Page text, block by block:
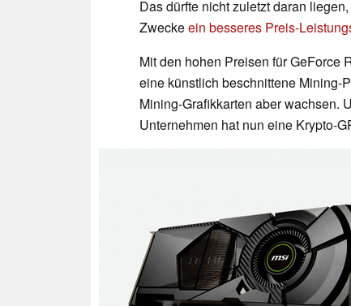
Das dürfte nicht zuletzt daran
Zweckeein besseres Preis-
Mit den hohen Preisen für GeForce
eine künstlich beschnittene Mining-
Mining-Grafikkarten aber wachsen.
Unternehmen hat nun eine Krypto-